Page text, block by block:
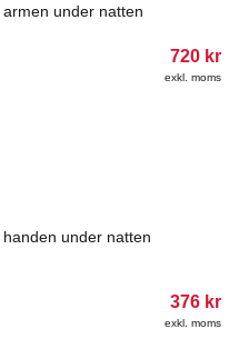
under natten
720 kr
exkl. moms
under natten
376 kr
exkl. moms